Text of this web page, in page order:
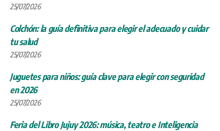
25/07/2026
Colchón: la guía definitiva para elegir el adecuado y cuidar
tu salud
25/07/2026
Juguetes para niños: guía clave para elegir con seguridad
en 2026
25/07/2026
Feria del Libro Jujuy 2026: música, teatro e Inteligencia